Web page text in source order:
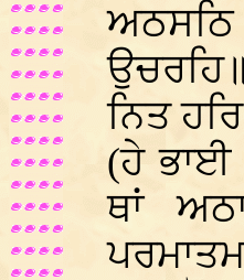
ਅਠਸਠਿ
ਨਿਤ
(ਹੇ
ਥਾਂ